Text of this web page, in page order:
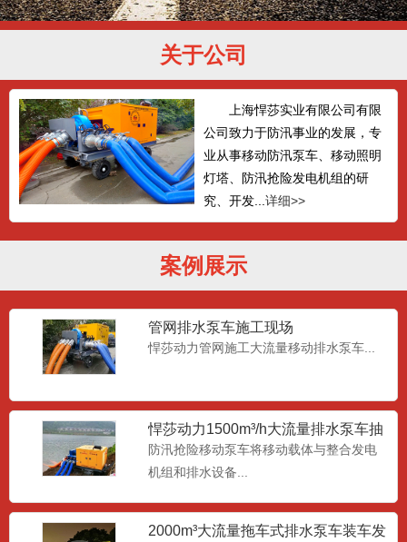
关于公司
上海悍莎实业有限公司有限
公司致力于防汛事业的发展，专
业从事移动防汛泵车、移动照明
灯塔、防汛抢险发电机组的研
究、开发...详细>>
案例展示
管网排水泵车施工现场
悍莎动力管网施工大流量移动排水泵车...
悍莎动力1500m³/h大流量排水泵车抽
水现场
防汛抢险移动泵车将移动载体与整合发电
机组和排水设备...
2000m³大流量拖车式排水泵车装车发